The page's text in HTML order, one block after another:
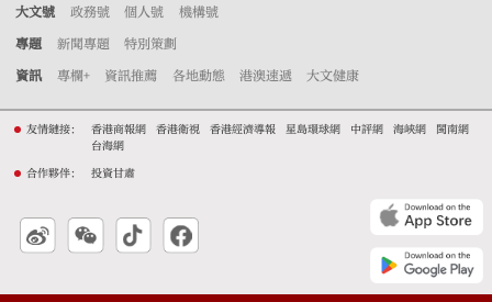
大文號 政務號 個人號 機構號
專題 新聞專題 特別策劃
資訊 專欄+ 資訊推薦 各地動態 港澳速遞 大文健康
友情鏈接： 香港商報網 香港衛視 香港經濟導報 星島環球網 中評網 海峽網
閩南網
台海網
合作夥伴： 投資甘肅